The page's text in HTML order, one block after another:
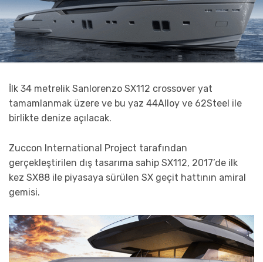
İlk 34 metrelik Sanlorenzo SX112 crossover yat
tamamlanmak üzere ve bu yaz 44Alloy ve 62Steel ile
birlikte denize açılacak.
Zuccon International Project tarafından
gerçekleştirilen dış tasarıma sahip SX112, 2017’de ilk
kez SX88 ile piyasaya sürülen SX geçit hattının amiral
gemisi.